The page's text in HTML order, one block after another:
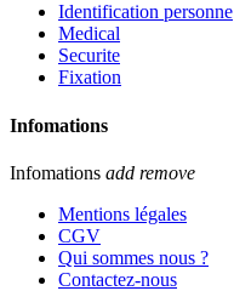
Identification personne
Medical
Securite
Fixation
Infomations
Infomations add remove
Mentions légales
CGV
Qui sommes nous ?
Contactez-nous